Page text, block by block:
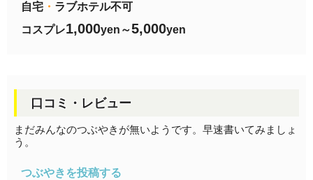
自宅 ・ ラブホテル不可
コスプレ1,000yen～5,000yen
口コミ・レビュー
まだみんなのつぶやきが無いようです。早速書いてみましょ
う。
つぶやきを投稿する